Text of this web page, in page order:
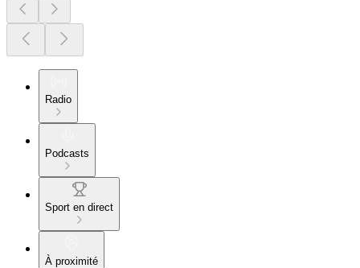
Radio
Podcasts
Sport en direct
À proximité